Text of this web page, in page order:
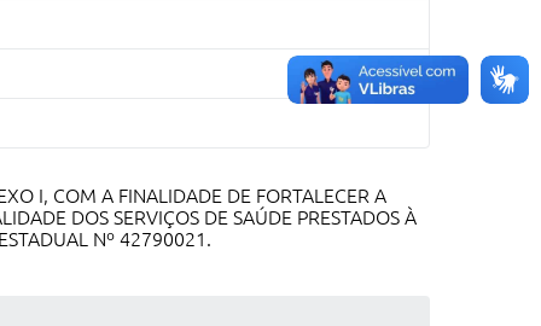
I, COM A FINALIDADE DE FORTALECER A
DOS SERVIÇOS DE SAÚDE PRESTADOS À
Nº 42790021.